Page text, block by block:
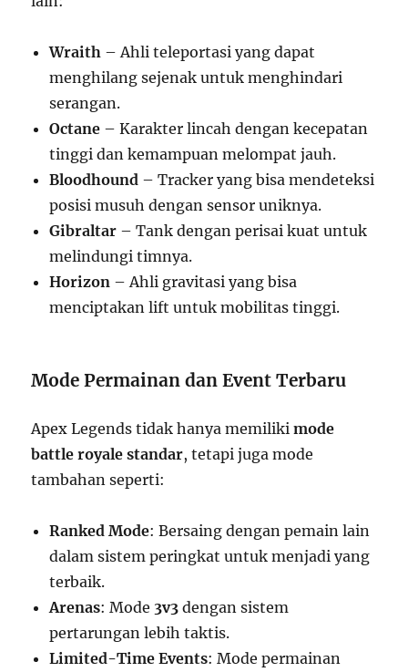
Wraith – Ahli teleportasi yang dapat
menghilang sejenak untuk menghindari
serangan.
Octane – Karakter lincah dengan kecepatan
tinggi dan kemampuan melompat jauh.
Bloodhound – Tracker yang bisa mendeteksi
posisi musuh dengan sensor uniknya.
Gibraltar – Tank dengan perisai kuat untuk
melindungi timnya.
Horizon – Ahli gravitasi yang bisa
menciptakan lift untuk mobilitas tinggi.
Mode Permainan dan Event Terbaru
Apex Legends tidak hanya memilikimode
battle royale standar, tetapi juga mode
tambahan seperti:
Ranked Mode: Bersaing dengan pemain lain
dalam sistem peringkat untuk menjadi yang
terbaik.
Arenas: Mode 3v3 dengan sistem
pertarungan lebih taktis.
Limited-Time Events: Mode permainan